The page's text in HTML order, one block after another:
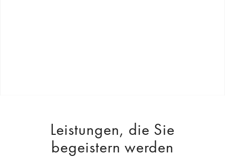
Leistungen, die Sie
begeistern werden